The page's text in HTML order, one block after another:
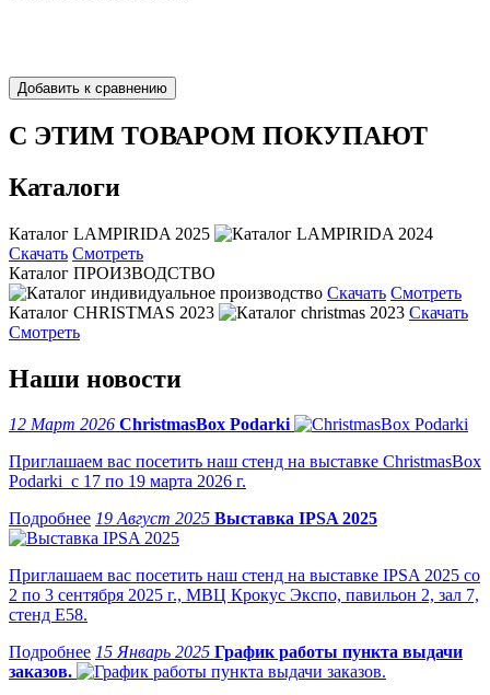
С ЭТИМ ТОВАРОМ ПОКУПАЮТ
Каталоги
Каталог LAMPIRIDA 2025
Скачать Смотреть
Каталог ПРОИЗВОДСТВО
Скачать Смотреть
Каталог CHRISTMAS 2023
Скачать
Смотреть
Наши новости
12 Март 2026 ChristmasBox Podarki
Приглашаем вас посетить наш стенд на выставке ChristmasBox
Podarki с 17 по 19 марта 2026 г.
19 Август 2025 Выставка IPSA 2025
Приглашаем вас посетить наш стенд на выставке IPSA 2025 со
2 по 3 сентября 2025 г., МВЦ Крокус Экспо, павильон 2, зал 7,
стенд Е58.
15 Январь 2025 График работы пункта выдачи
заказов.